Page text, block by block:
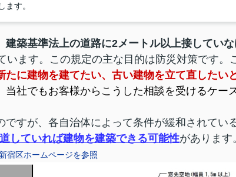
ます。
建築基準法上の道路に2メートル以上接してい
います。この規定の主な目的は防災対策です。
たに建物を建てたい、古い建物を立て直したい
当社でもお客様からこうした相談を受けるケー
ですが、各自治体によって条件が緩和されてい
していれば建物を建築できる可能性があります
宿区ホームページを参照